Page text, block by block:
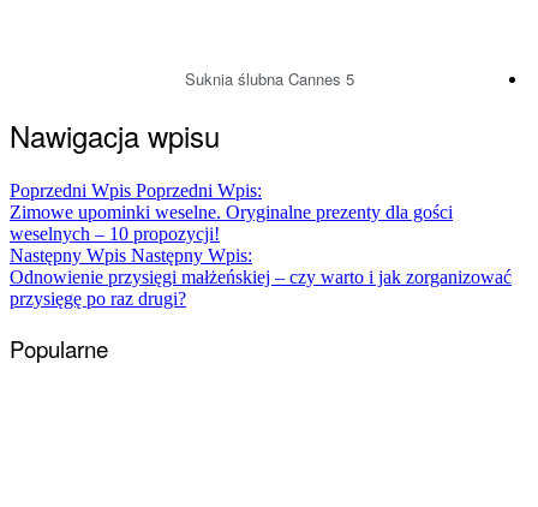
Suknia ślubna Cannes 5
Nawigacja wpisu
Poprzedni Wpis Poprzedni Wpis:
Zimowe upominki weselne. Oryginalne prezenty dla gości
weselnych – 10 propozycji!
Następny Wpis Następny Wpis:
Odnowienie przysięgi małżeńskiej – czy warto i jak zorganizować
przysięgę po raz drugi?
Popularne